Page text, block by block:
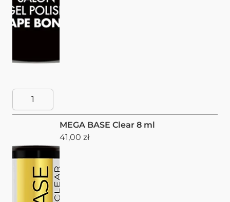
MEGA BASE Clear 8 ml
41,00 zł